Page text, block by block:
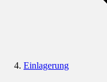
Einlagerung